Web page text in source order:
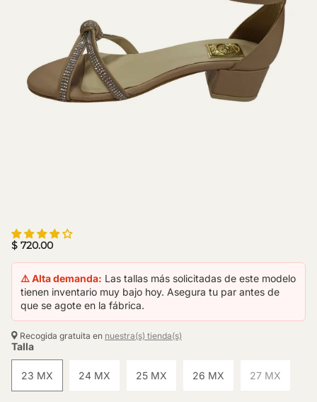
$ 720.00
⚠️ Alta demanda: Las tallas más solicitadas de este modelo
tienen inventario muy bajo hoy. Asegura tu par antes de
que se agote en la fábrica.
Recogida gratuita en nuestra(s) tienda(s)
Talla
23 MX 24 MX 25 MX 26 MX 27 MX